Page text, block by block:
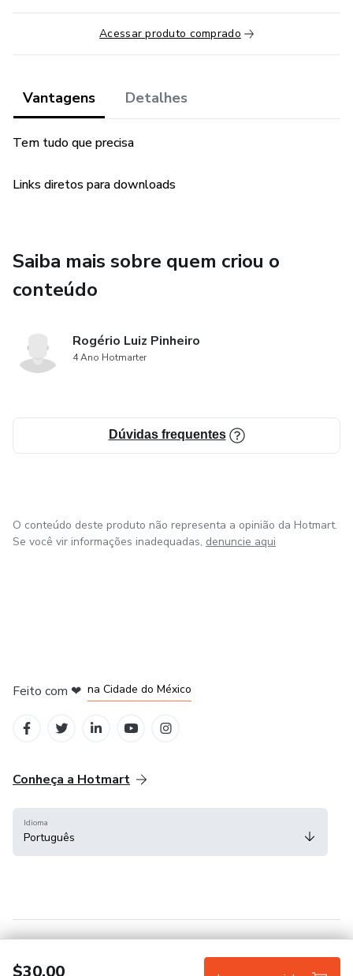
Acessar produto comprado
Vantagens Detalhes
Tem tudo que precisa
Links diretos para downloads
Saiba mais sobre quem criou o
conteúdo
Rogério Luiz Pinheiro
4 Ano Hotmarter
Dúvidas frequentes
$30.00
O conteúdo deste produto não representa a opinião da Hotmart.
Se você vir informações inadequadas, denuncie aqui
Feito com ❤ na Cidade do México
Conheça a Hotmart
Idioma
Português
Central de ajuda